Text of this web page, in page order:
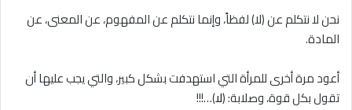
نحن ﻻ نتكلم عن (لا) لفظاً، وإنما نتكلم عن المفهوم، عن المعنى، عن
المادة.
أعود مرة أخرى للمرأة التي استهدفت بشكل كبير، والتي يجب عليها أن
تقول بكل قوة، وصلابة: (ﻻ)…!!!